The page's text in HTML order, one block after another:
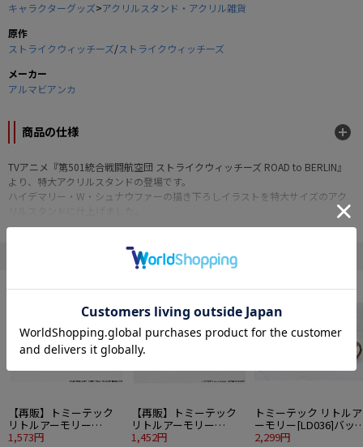
キャラクターグッズ>アクリルスタンド・アクリル雑貨
原作
ストライクウィッチーズ/ストライクウィッチーズ
メーカー
アルマビアンカ
商品の仕様
TVアニメ『第501統合戦闘航空団 ストライクウィッチーズ ROAD to BERLIN』
より、特大アクリルスタンドの登場です。
ハイデマリー・W・シュナウファーの描き下ろしイラストを特大サイズのアク
お部屋やデスクまわりなどに飾って、キャラクターとの日常をお楽しみくださ
■サイズ：本体/約27.2×11.3cm、台座/約9×8.5cm（厚み3mm）
" ストライクウィッチーズ "の他の商品
【再販】トミーテック
リトルアーモリー
[LASW05] ストライクウ
1,573円
【再販】トミーテック
リトルアーモリー
[LASW06] ストライクウ
1,452円
トミーテック リトルア
ーモリー[LD036]バッ
パックセットAセット
2,299円